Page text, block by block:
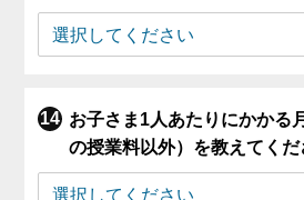
お子さま1人あたりにかかる
の授業料以外）を教えてくだ